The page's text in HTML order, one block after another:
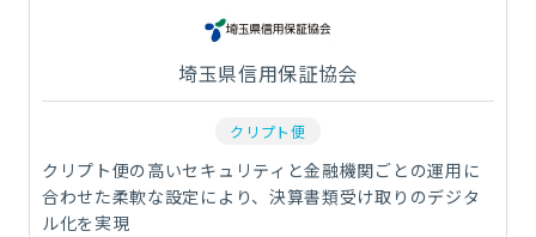
埼玉県信用保証協会
クリプト便
クリプト便の高いセキュリティと金融機関ごとの運用に
合わせた柔軟な設定により、決算書類受け取りのデジタ
ル化を実現